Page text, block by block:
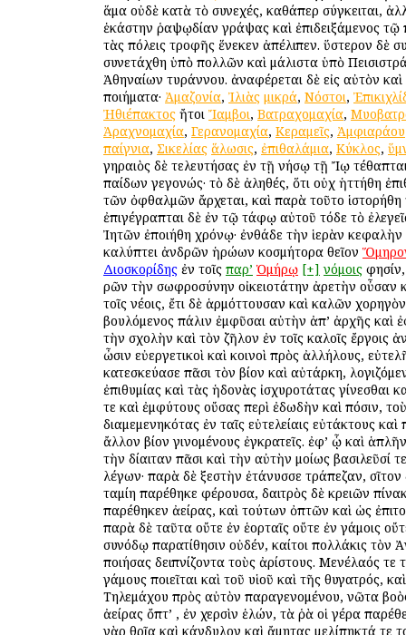
ἅμα οὐδὲ κατὰ τὸ συνεχές, καθάπερ σύγκειται,
ἑκάστην ῥαψῳδίαν γράψας καὶ ἐπιδειξάμενος τῷ
τὰς πόλεις τροφῆς ἕνεκεν ἀπέλιπεν. ὕστερον δὲ
συνετάχθη ὑπὸ πολλῶν καὶ μάλιστα ὑπὸ
Ἀθηναίων τυράννου. ἀναφέρεται δὲ εἰς αὐτὸν
ποιήματα· Ἀμαζονία, Ἰλιὰς μικρά, Νόστοι,
Ἠθιέπακτος ἤτοι Ἴαμβοι, Βατραχομαχία,
Ἀραχνομαχία, Γερανομαχία, Κεραμεῖς, Ἀμφιαράου
παίγνια, Σικελίας ἅλωσις, ἐπιθαλάμια, Κύκλος,
γηραιὸς δὲ τελευτήσας ἐν τῇ νήσῳ τῇ Ἴῳ
παίδων γεγονώς· τὸ δὲ ἀληθές, ὅτι οὐχ ἡττήθη
τῶν ὀφθαλμῶν ἄρχεται, καὶ παρὰ τοῦτο ἱστορήθη
ἐπιγέγραπται δὲ ἐν τῷ τάφῳ αὐτοῦ τόδε τὸ
Ἰητῶν ἐποιήθη χρόνῳ· ἐνθάδε τὴν ἱερὰν κεφαλὴν
καλύπτει ἀνδρῶν ἡρώων κοσμήτορα θεῖον
Διοσκορίδης ἐν τοῖς παρ’ Ὁμήρῳ [+] νόμοις
ὁρῶν τὴν σωφροσύνην οἰκειοτάτην ἀρετὴν οὖσαν
τοῖς νέοις, ἔτι δὲ ἁρμόττουσαν καὶ καλῶν
βουλόμενος πάλιν ἐμφῦσαι αὐτὴν ἀπ’ ἀρχῆς καὶ
τὴν σχολὴν καὶ τὸν ζῆλον ἐν τοῖς καλοῖς ἔργοις
ὦσιν εὐεργετικοὶ καὶ κοινοὶ πρὸς ἀλλήλους,
κατεσκεύασε πᾶσι τὸν βίον καὶ αὐτάρκη,
ἐπιθυμίας καὶ τὰς ἡδονὰς ἰσχυροτάτας γίνεσθαι
τε καὶ ἐμφύτους οὔσας περὶ ἐδωδὴν καὶ πόσιν,
διαμεμενηκότας ἐν ταῖς εὐτελείαις εὐτάκτους καὶ
ἄλλον βίον γινομένους ἐγκρατεῖς. ἐφ’ ᾧ καὶ
τὴν δίαιταν πᾶσι καὶ τὴν αὐτὴν ὁμοίως βασιλεῦσί
λέγων· παρὰ δὲ ξεστὴν ἐτάνυσσε τράπεζαν, σῖτον
ταμίη παρέθηκε φέρουσα, δαιτρὸς δὲ κρειῶν
παρέθηκεν ἀείρας, καὶ τούτων ὀπτῶν καὶ ὡς
παρὰ δὲ ταῦτα οὔτε ἐν ἑορταῖς οὔτε ἐν γάμοις
συνόδῳ παρατίθησιν οὐδέν, καίτοι πολλάκις τὸν
ποιήσας δειπνίζοντα τοὺς ἀρίστους. Μενέλαός τε
γάμους ποιεῖται καὶ τοῦ υἱοῦ καὶ τῆς θυγατρός,
Τηλεμάχου πρὸς αὐτὸν παραγενομένου, νῶτα
ἀείρας ὄπτ’ , ἐν χερσὶν ἑλών, τὰ ῥὰ οἱ γέρα
γὰρ θρῖα καὶ κάνδυλον καὶ ἄμητας μελίπηκτά τε